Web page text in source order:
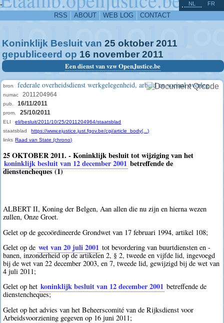
-
RSS ABOUT WEB LOG CONTACT
NL FR
Koninklijk Besluit van 25 oktober 2011
gepubliceerd op 16 november 2011
Een dienst van vzw OpenJustice.be
bron federale overheidsdienst werkgelegenheid, arbeid en sociaal overleg
numac 2011204964
pub. 16/11/2011
prom. 25/10/2011
ELI
eli/besluit/2011/10/25/2011204964/staatsblad
staatsblad
https://www.ejustice.just.fgov.be/cgi/article_body(...)
links Raad van State (chrono)
25 OKTOBER 2011. - Koninklijk besluit tot wijziging van het
koninklijk besluit van 12 december 2001 betreffende de
dienstencheques (1)
ALBERT II, Koning der Belgen, Aan allen die nu zijn en hierna wezen
zullen, Onze Groet.
Gelet op de gecoördineerde Grondwet van 17 februari 1994, artikel 108;
Gelet op de wet van 20 juli 2001 tot bevordering van buurtdiensten en -
banen, inzonderheid op de artikelen 2, § 2, tweede en vijfde lid, ingevoegd
bij de wet van 22 december 2003, en 7, tweede lid, gewijzigd bij de wet van
4 juli 2011;
Gelet op het koninklijk besluit van 12 december 2001 betreffende de
dienstencheques;
Gelet op het advies van het Beheerscomité van de Rijksdienst voor
Arbeidsvoorziening gegeven op 16 juni 2011;
^